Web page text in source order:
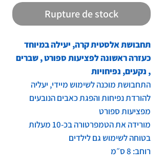
Rupture de stock
תחבושת אלסטית קרה, יעילה במיוחד
כעזרה ראשונה לפציעות ספורט , שברים
, נקעים, נפיחויות
התחבושת מוכנה לשימוש מיידי, יעליה
להורדת נפיחות והפגת כאבים הנובעים
מפציעות ספורט
מורידה את הטמפרטורה בכ-10 מעלות
בטוחה לשימוש גם לילדים
רוחב: 8 ס״מ